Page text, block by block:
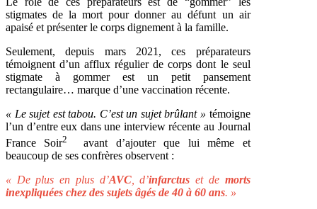
stigmates de la mort pour donner au défunt un air
apaisé et présenter le corps dignement à la famille.
Seulement, depuis mars 2021, ces préparateurs
témoignent d’un afflux régulier de corps dont le seul
stigmate à gommer est un petit pansement
rectangulaire… marque d’une vaccination récente.
« Le sujet est tabou. C’est un sujet brûlant » témoigne
l’un d’entre eux dans une interview récente au Journal
France Soir2
avant d’ajouter que lui même et
beaucoup de ses confrères observent :
« De plus en plus d’AVC, d’infarctus et de morts
inexpliquées chez des sujets âgés de 40 à 60 ans. »